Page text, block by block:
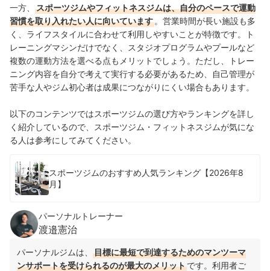
一方、
スポーツジムやフィットネスジムは、自分のペースで運動
習慣を取り入れたい人に向いています 。営業時間が長い施設も多
く、ライフスタイルに合わせて利用しやすいことが特徴です。ト
レーニングマシンだけでなく、スタジオプログラムやプールなど
複数の運動方法を選べる点もメリットでしょう。ただし、トレー
ニング内容を自分で考えて実行する必要があるため、自己管理が
苦手な人やジム初心者は成果につながりにくい場合もあります。
以下のコンテンツではスポーツジムの選び方やランキングを詳し
く紹介しているので、スポーツジム・フィットネスジムが気にな
る人は参考にしてみてください。
スポーツジムのおすすめ人気ランキング【2026年8
月】
パーソナルトレーナー
渡邉憲治
パーソナルジムは、
目標に最短で到達するためのマンツーマ
ンサポートを受けられるのが最大のメリットです。利用者ご